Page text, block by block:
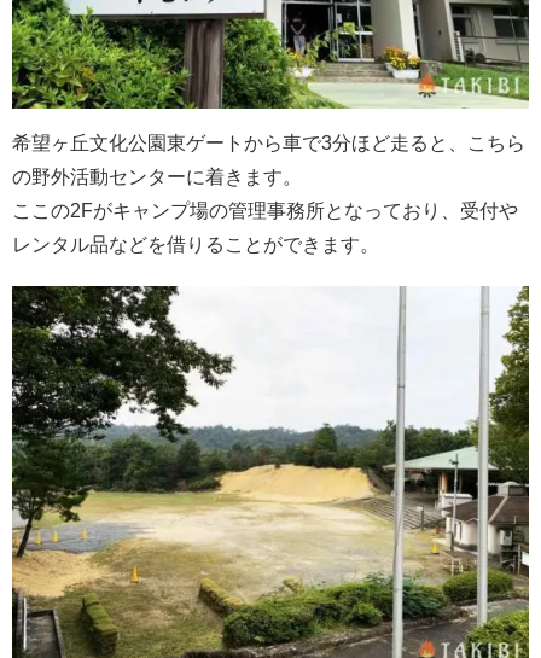
希望ヶ丘文化公園東ゲートから車で3分ほど走ると、こちら
の野外活動センターに着きます。
ここの2Fがキャンプ場の管理事務所となっており、受付や
レンタル品などを借りることができます。